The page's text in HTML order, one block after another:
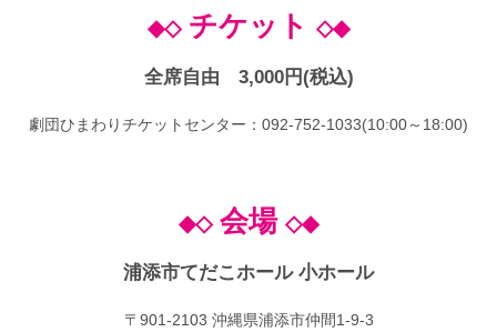
◆◇チケット ◇◆
全席自由 3,000円(税込)
劇団ひまわりチケットセンター：092-752-1033(10:00～18:00)
◆◇会場 ◇◆
浦添市てだこホール小ホール
〒901-2103 沖縄県浦添市仲間1-9-3